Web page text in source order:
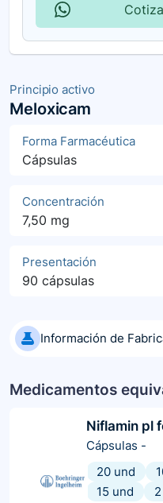
Principio activo
Meloxicam
Forma Farmacéutica
Cápsulas
Concentración
7,50 mg
Presentación
90 cápsulas
Información de
Medicamentos
Niflamin pl
Cápsulas -
20 und
15 und